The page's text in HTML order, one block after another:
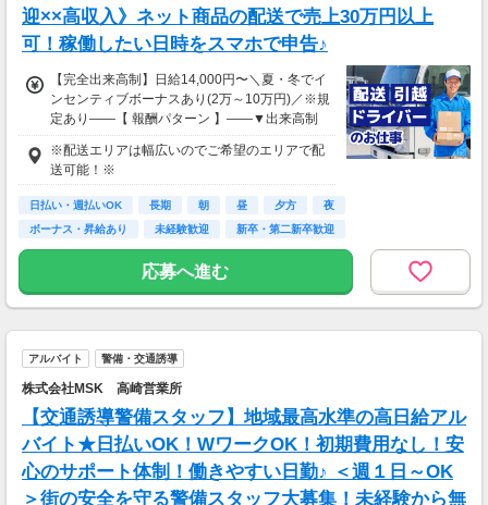
迎××高収入》ネット商品の配送で売上30万円以上
可！稼働したい日時をスマホで申告♪
【完全出来高制】日給14,000円〜＼夏・冬でイ
ンセンティブボーナスあり(2万～10万円)／※規
定あり――【 報酬パターン 】――▼出来高制
（1案件14,000円～！） 1案件の内容は経験や
エリア(都内・埼玉・北関東など)により異なり
ます。 ※希望の配達エリアや収入に合わせて
働けます◎――【 給与受け取り方法 】――▼
金！ 月払いや週払いなども選択可能です_/_/
えば・・・■週5日で勤務するAさん日給保障14,
000円×22日＝308,000円
※配送エリアは幅広いのでご希望のエリアで配
送可能！※
日払い・週払いOK 長期 朝 昼 夕方
夜
ボーナス・昇給あり
未経験歓迎 新卒・第二新卒歓迎
応募へ進む
アルバイト 警備・交通誘導
株式会社MSK 高崎営業所
【交通誘導警備スタッフ】地域最高水準の高日給アル
バイト★日払いOK！WワークOK！初期費用なし！安
心のサポート体制！働きやすい日勤♪ ＜週１日～OK
＞街の安全を守る警備スタッフ大募集！未経験から無